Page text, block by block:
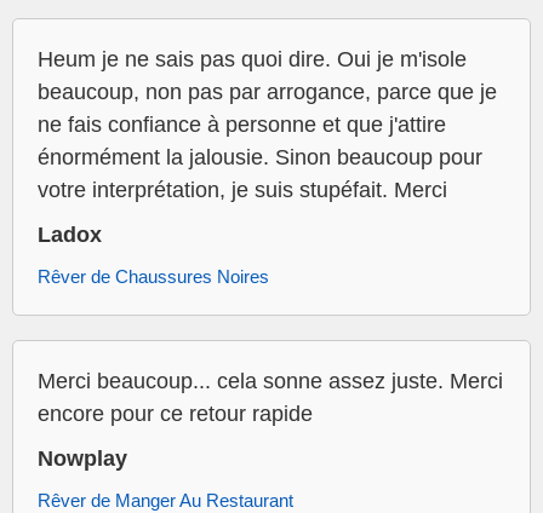
Heum je ne sais pas quoi dire. Oui je m'isole
beaucoup, non pas par arrogance, parce que je
ne fais confiance à personne et que j'attire
énormément la jalousie. Sinon beaucoup pour
votre interprétation, je suis stupéfait. Merci
Ladox
Rêver de Chaussures Noires
Merci beaucoup... cela sonne assez juste. Merci
encore pour ce retour rapide
Nowplay
Rêver de Manger Au Restaurant